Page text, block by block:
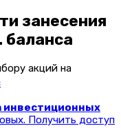
занесения
баланса
акций на
инвестиционных
Получить доступ